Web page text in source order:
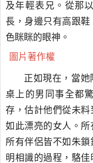
及年輕表兄。從那
長，身邊只有高跟
色眯眯的眼神。
圖片著作權
正如現在，當
桌上的男同事全都
存，估計他們從未料
如此漂亮的女人。
所有伴侶皆不如朱
明相識的過程，駱